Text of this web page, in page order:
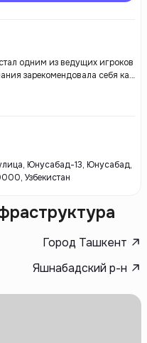
одним из ведущих игроков
зарекомендовала себя как
застройки,
не только с точки зрения
Юнусабад-13, Юнусабад,
Узбекистан
Город Ташкент
Яшнабадский р-н